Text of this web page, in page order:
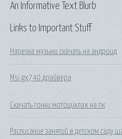
Links to Important Stuff
Нарезка музыки скачать на андроид
Msi gx740 драйвера
Скачать гонки мотоциклах на пк
Расписание занятий в детском саду
An Informative Text Blurb